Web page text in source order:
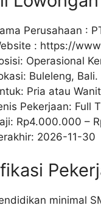
Perusahaan :
: https://
Operasional
Buleleng, Bali.
Pria atau
Pekerjaan: Full
Rp4.000.000 –
2026-11-30
minimal